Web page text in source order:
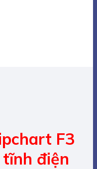
F3
điện